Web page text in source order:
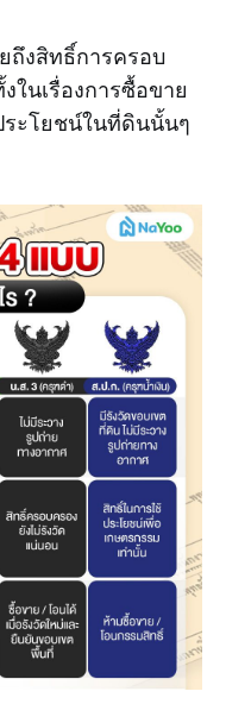
งสิทธิ์การครอบ
ในเรื่องการซื้อขาย
ะโยชน์ในที่ดินนั้นๆ